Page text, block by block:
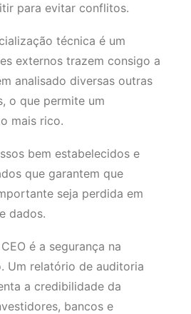
para evitar conflitos.
técnica é um
externos trazem consigo a
analisado diversas outras
o que permite um
mais rico.
bem estabelecidos e
que garantem que
seja perdida em
dados.
é a segurança na
Um relatório de auditoria
a credibilidade da
bancos e